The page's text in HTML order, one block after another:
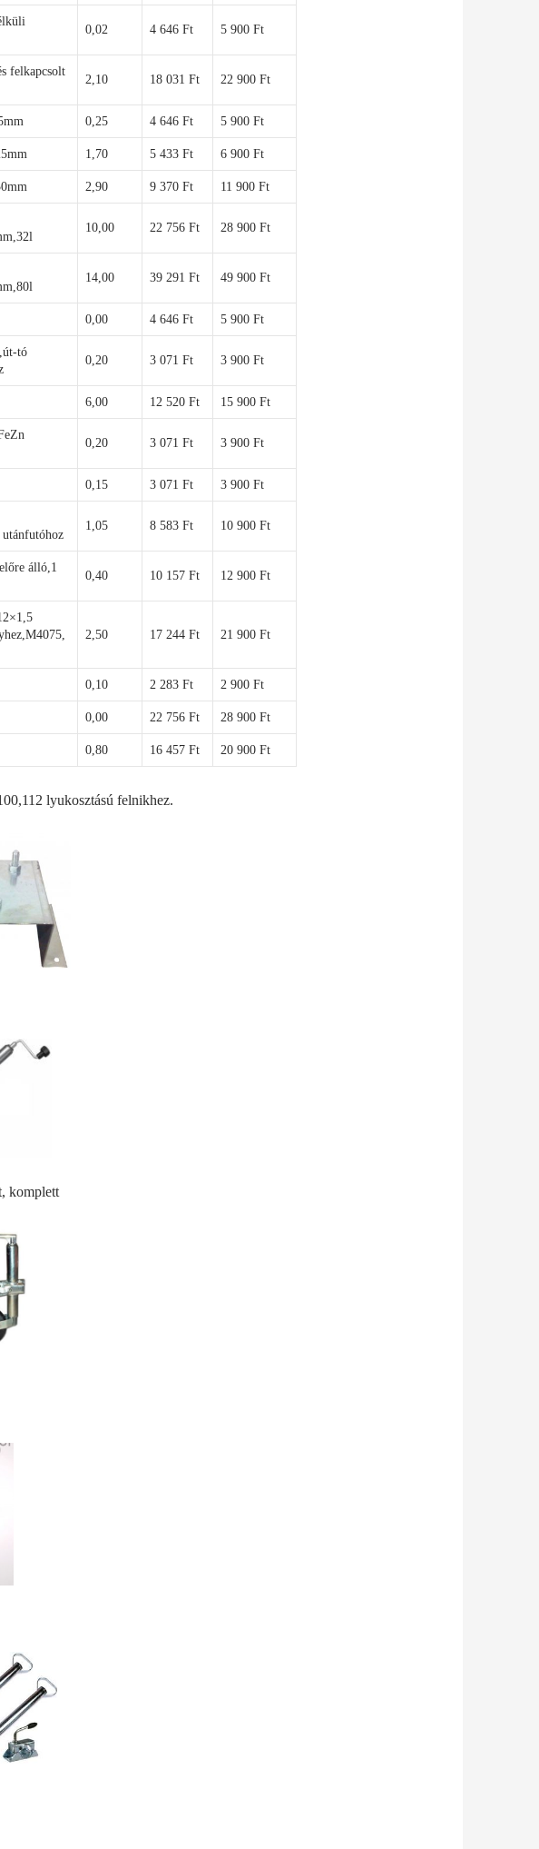
0,02 4 646 Ft 5 900 Ft
felkapcsolt
2,10 18 031 Ft 22 900 Ft
0,25 4 646 Ft 5 900 Ft
1,70 5 433 Ft 6 900 Ft
2,90 9 370 Ft 11 900 Ft
10,00 22 756 Ft 28 900 Ft
14,00 39 291 Ft 49 900 Ft
0,00 4 646 Ft 5 900 Ft
tó
0,20 3 071 Ft 3 900 Ft
6,00 12 520 Ft 15 900 Ft
0,20 3 071 Ft 3 900 Ft
0,15 3 071 Ft 3 900 Ft
utánfutóhoz
1,05 8 583 Ft 10 900 Ft
álló,1
0,40 10 157 Ft 12 900 Ft
2,50 17 244 Ft 21 900 Ft
0,10 2 283 Ft 2 900 Ft
0,00 22 756 Ft 28 900 Ft
0,80 16 457 Ft 20 900 Ft
lyukosztású felnikhez.
komplett